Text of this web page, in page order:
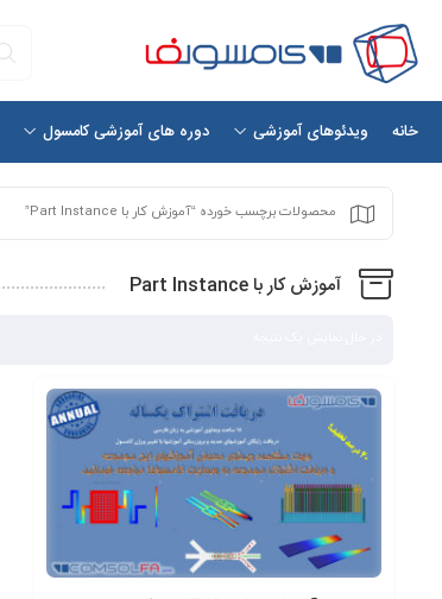
خانه ویدئوهای آموزشی دوره های آموزشی کامسول
محصولات برچسب خورده “آموزش کار با Part Instance”
آموزش کار با Part Instance